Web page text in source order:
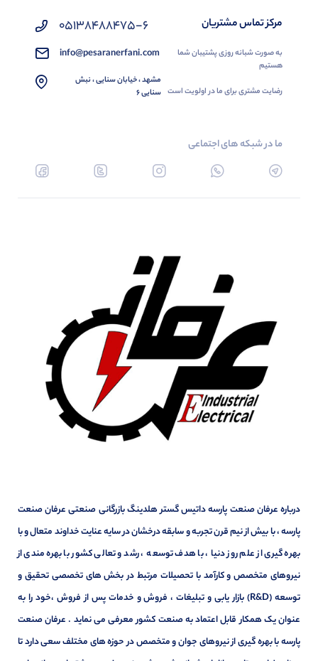
مرکز تماس مشتریان
به صورت شبانه روزی پشتیبان شما
هستیم
رضایت مشتری برای ما در اولویت است
05138488475-6
info@pesaranerfani.com
مشهد ، خیابان سنایی ، نبش
سنایی 6
ما در شبکه های اجتماعی
درباره عرفان صنعت پارسه داتیس گستر هلدینگ بازرگانی صنعتی عرفان صنعت
پارسه ، با بیش از نیم قرن تجربه و سابقه درخشان در سایه عنایت خداوند متعال و با
بهره گیری از علم روز دنیا ، با هدف توسعه ، رشد و تعالی کشور با بهره مندی از
نیروهای متخصص و کارآمد با تحصیلات مرتبط در بخش های تخصصی تحقیق و
توسعه (R&D) بازار یابی و تبلیغات ، فروش و خدمات پس از فروش ،خود را به
عنوان یک همکار قابل اعتماد به صنعت کشور معرفی می نماید . عرفان صنعت
پارسه با بهره گیری از نیروهای جوان و متخصص در حوزه های مختلف سعی دارد تا